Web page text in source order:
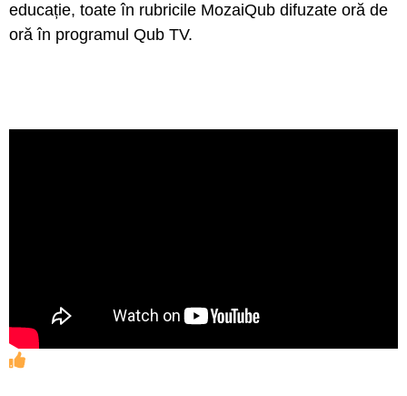
educație, toate în rubricile MozaiQub difuzate oră de
oră în programul Qub TV.